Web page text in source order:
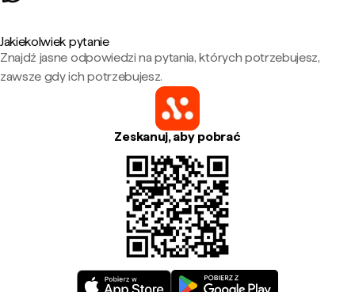
Jakiekolwiek pytanie
Znajdź jasne odpowiedzi na pytania, których potrzebujesz,
zawsze gdy ich potrzebujesz.
Zeskanuj, aby pobrać